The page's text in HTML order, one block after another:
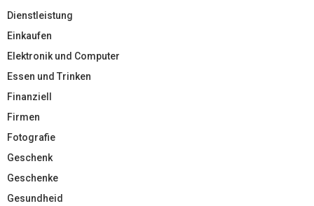
Dienstleistung
Einkaufen
Elektronik und Computer
Essen und Trinken
Finanziell
Firmen
Fotografie
Geschenk
Geschenke
Gesundheid